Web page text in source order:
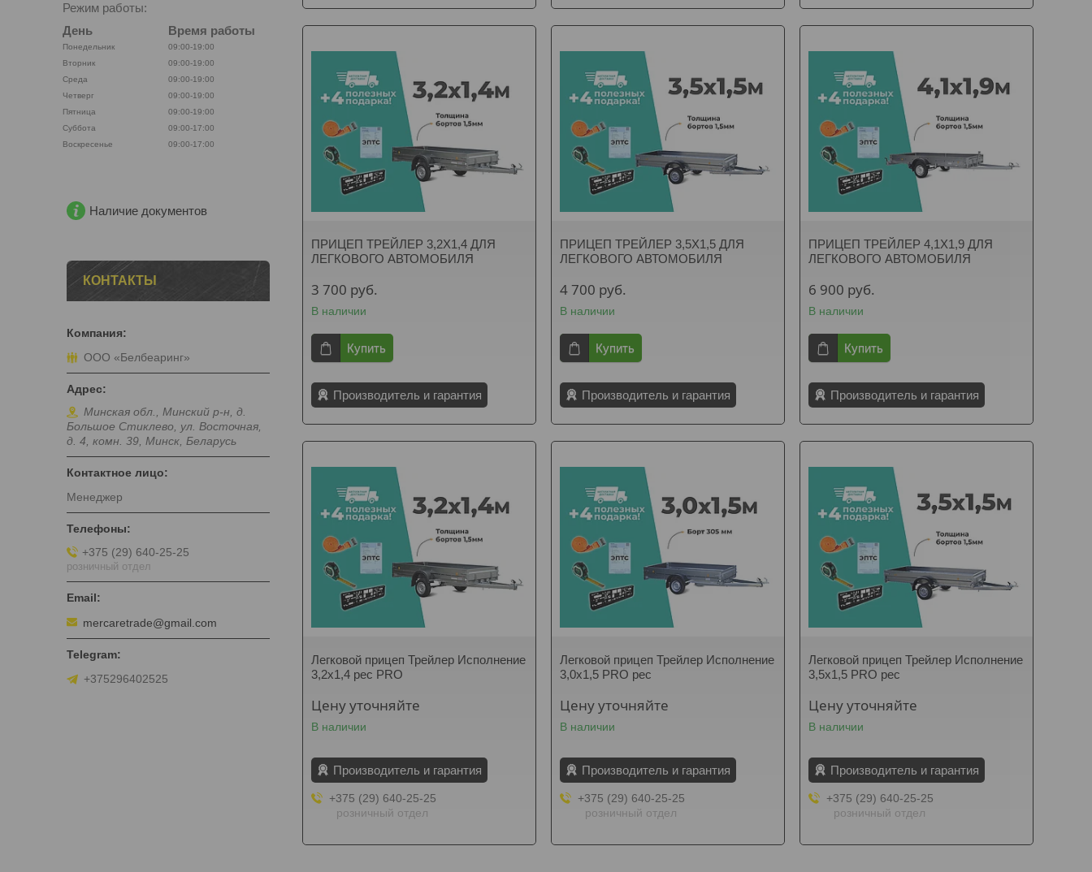
ПРИЦЕП ТРЕЙЛЕР 3,2Х1,4 ДЛЯ
ЛЕГКОВОГО АВТОМОБИЛЯ
3 700 руб.
В наличии
Купить
Производитель и гарантия
ПРИЦЕП ТРЕЙЛЕР 3,5Х1,5 ДЛЯ
ЛЕГКОВОГО АВТОМОБИЛЯ
4 700 руб.
В наличии
Купить
Производитель и гарантия
ПРИЦЕП ТРЕЙЛЕР 4,1Х1,9 ДЛЯ
ЛЕГКОВОГО АВТОМОБИЛЯ
6 900 руб.
В наличии
Купить
Производитель и гарантия
Легковой прицеп Трейлер Исполнение
3,2х1,4 рес PRO
Цену уточняйте
В наличии
Производитель и гарантия
+375 (29) 640-25-25
розничный отдел
Легковой прицеп Трейлер Исполнение
3,0х1,5 PRO рес
Цену уточняйте
В наличии
Производитель и гарантия
+375 (29) 640-25-25
розничный отдел
Легковой прицеп Трейлер Исполнение
3,5х1,5 PRO рес
Цену уточняйте
В наличии
Производитель и гарантия
+375 (29) 640-25-25
розничный отдел
Режим работы:
День
Время работы
Понедельник
09:00-19:00
Вторник
09:00-19:00
Среда
09:00-19:00
Четверг
09:00-19:00
Пятница
09:00-19:00
Суббота
09:00-17:00
Воскресенье
09:00-17:00
Наличие документов
КОНТАКТЫ
ООО «Белбеаринг»
Минская обл., Минский р-н, д.
Большое Стиклево, ул. Восточная,
д. 4, комн. 39, Минск, Беларусь
Менеджер
+375 (29) 640-25-25
розничный отдел
mercaretrade@gmail.com
+375296402525